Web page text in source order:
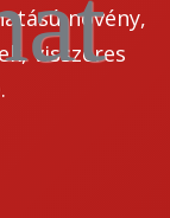
növény,
visszeres